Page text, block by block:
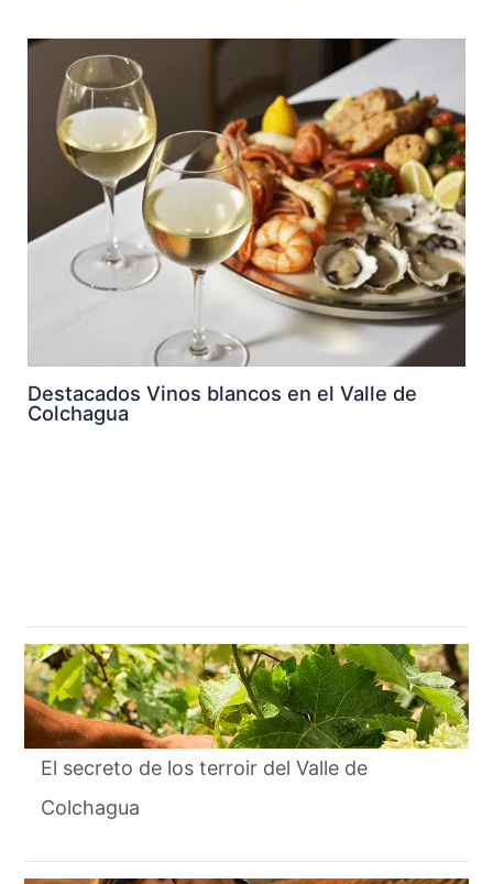
Destacados Vinos blancos en el Valle de
Colchagua
El secreto de los terroir del Valle de
Colchagua